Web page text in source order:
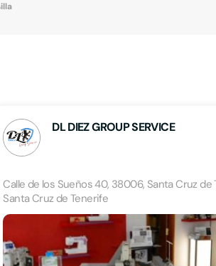
DL DIEZ GROUP SERVICE
Calle de los Sueños 40, 38006, Santa Cruz de
Santa Cruz de Tenerife